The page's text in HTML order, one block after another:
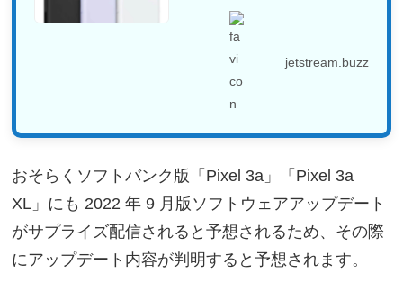
jetstream.buzz
おそらくソフトバンク版「Pixel 3a」「Pixel 3a
XL」にも 2022 年 9 月版ソフトウェアアップデート
がサプライズ配信されると予想されるため、その際
にアップデート内容が判明すると予想されます。